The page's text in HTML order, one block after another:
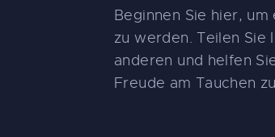
Beginnen Sie hier,
zu werden. Teilen Sie
anderen und helfen
Freude am Tauchen